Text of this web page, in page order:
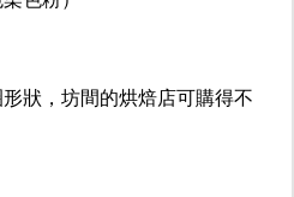
形狀，坊間的烘焙店可購得不